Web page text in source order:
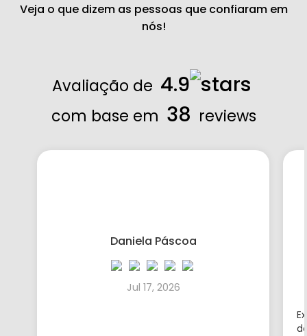
Veja o que dizem as pessoas que confiaram em
nós!
Avaliação de 4.9
com base em 38 reviews
Daniela Páscoa
Jul 17, 2026